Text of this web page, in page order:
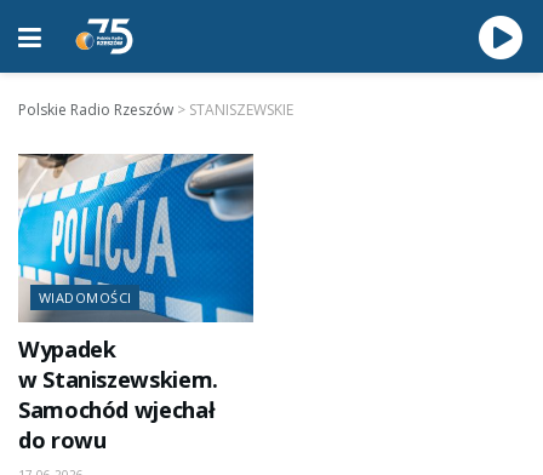
Polskie Radio Rzeszów > STANISZEWSKIE
WIADOMOŚCI
Wypadek
w Staniszewskiem.
Samochód wjechał
do rowu